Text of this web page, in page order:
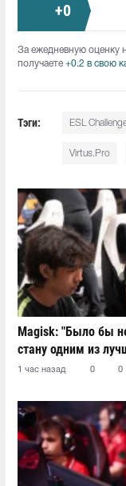
+0
За ежедневную оценку
получаете +0.2 в свою
Тэги: ESL
Virtus.Pro
Magisk: "Было бы
стану одним из
1 час назад 0 0